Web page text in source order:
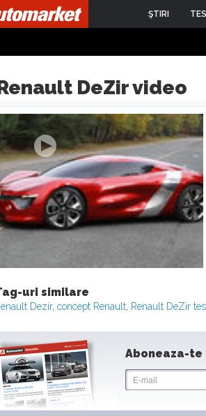
ŞTIRI
DeZir video
uri similare
Dezir, concept Renault, Renault DeZir
Aboneaza-